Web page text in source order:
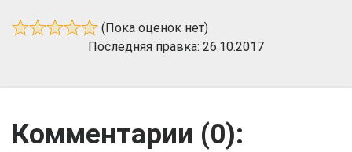
(Пока оценок нет)
Последняя правка: 26.10.2017
Комментарии (0):